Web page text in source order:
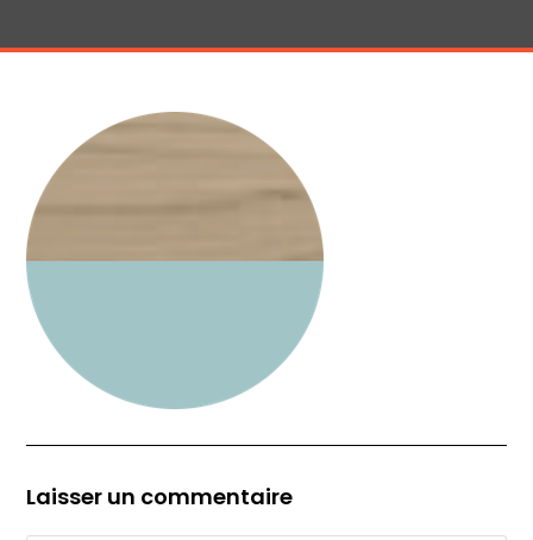
Laisser un commentaire